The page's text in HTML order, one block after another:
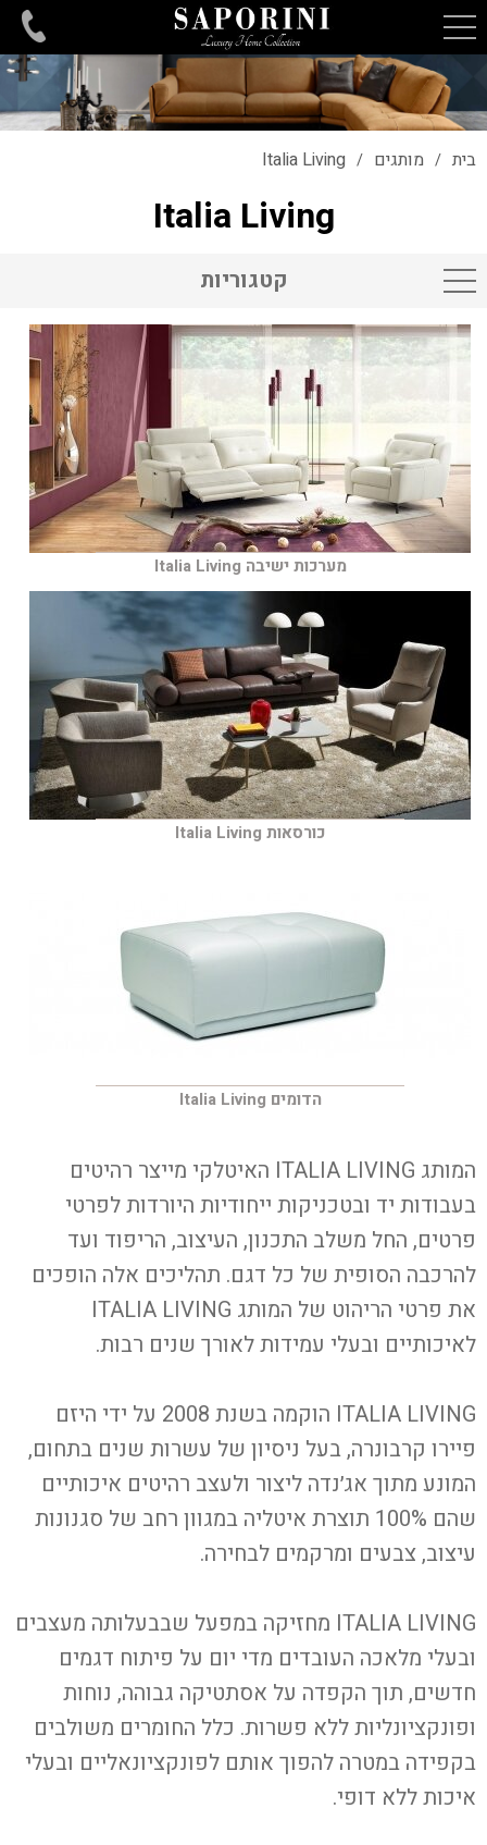
בית / מותגים /
Italia Living
Italia Living
קטגוריות
מערכות ישיבה Italia Living
כורסאות Italia Living
הדומים Italia Living
המותג ITALIA LIVING האיטלקי מייצר רהיטים
בעבודות יד ובטכניקות ייחודיות היורדות לפרטי
פרטים, החל משלב התכנון, העיצוב, הריפוד ועד
להרכבה הסופית של כל דגם. תהליכים אלה הופכים
את פרטי הריהוט של המותג ITALIA LIVING
לאיכותיים ובעלי עמידות לאורך שנים רבות.
ITALIA LIVING
הוקמה בשנת 2008 על ידי היזם
פיירו קרבונרה, בעל ניסיון של עשרות שנים בתחום,
המונע מתוך אג׳נדה ליצור ולעצב רהיטים איכותיים
שהם 100% תוצרת איטליה במגוון רחב של סגנונות
עיצוב, צבעים ומרקמים לבחירה.
ITALIA LIVING מחזיקה במפעל שבבעלותה מעצבים
ובעלי מלאכה העובדים מדי יום על פיתוח דגמים
חדשים, תוך הקפדה על אסתטיקה גבוהה, נוחות
ופונקציונליות ללא פשרות. כלל החומרים משולבים
בקפידה במטרה להפוך אותם לפונקציונאליים ובעלי
איכות ללא דופי.